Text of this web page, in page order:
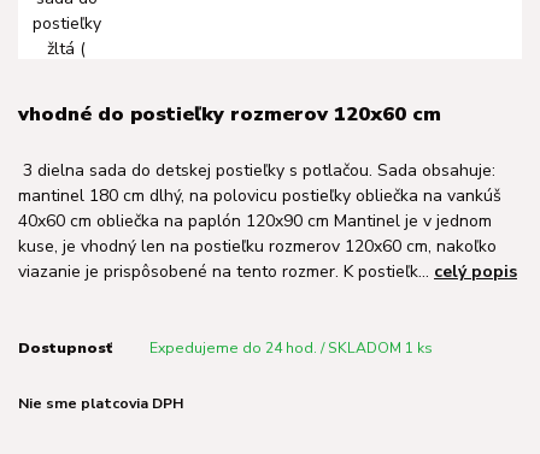
vhodné do postieľky rozmerov 120x60 cm
3 dielna sada do detskej postieľky s potlačou. Sada obsahuje:
mantinel 180 cm dlhý, na polovicu postieľky obliečka na vankúš
40x60 cm obliečka na paplón 120x90 cm Mantinel je v jednom
kuse, je vhodný len na postieľku rozmerov 120x60 cm, nakoľko
viazanie je prispôsobené na tento rozmer. K postieľk... celý popis
Dostupnosť Expedujeme do 24 hod. / SKLADOM 1 ks
Nie sme platcovia DPH